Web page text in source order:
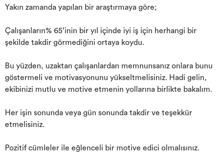
Yakın zamanda yapılan bir araştırmaya göre;
Çalışanların% 65’inin bir yıl içinde iyi iş için herhangi bir
şekilde takdir görmediğini ortaya koydu.
Bu yüzden, uzaktan çalışanlardan memnunsanız onlara bunu
göstermeli ve motivasyonunu yükseltmelisiniz. Hadi gelin,
ekibinizi mutlu ve motive etmenin yollarına birlikte bakalım.
Her işin sonunda veya gün sonunda takdir ve teşekkür
etmelisiniz.
Pozitif cümleler ile eğlenceli bir motive edici olmalısınız.